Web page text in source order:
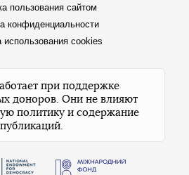
пользования сайтом
конфиденциальности
использования cookies
при поддержке
доноров. Они не влияют
политику и содержание
публикаций.